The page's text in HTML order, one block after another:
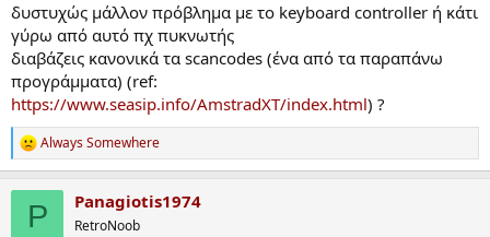
δυστυχώς μάλλον πρόβλημα με το keyboard controller ή κάτι
γύρω από αυτό πχ πυκνωτής
διαβάζεις κανονικά τα scancodes (ένα από τα παραπάνω
προγράμματα) (ref:
https://www.seasip.info/AmstradXT/index.html) ?
R
e
Always Somewhere
P Panagiotis1974
RetroNoob